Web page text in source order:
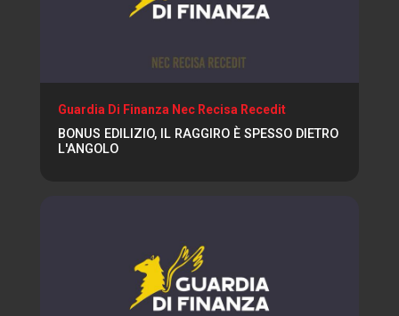
Guardia Di Finanza Nec Recisa Recedit
BONUS EDILIZIO, IL RAGGIRO È SPESSO DIETRO
L'ANGOLO